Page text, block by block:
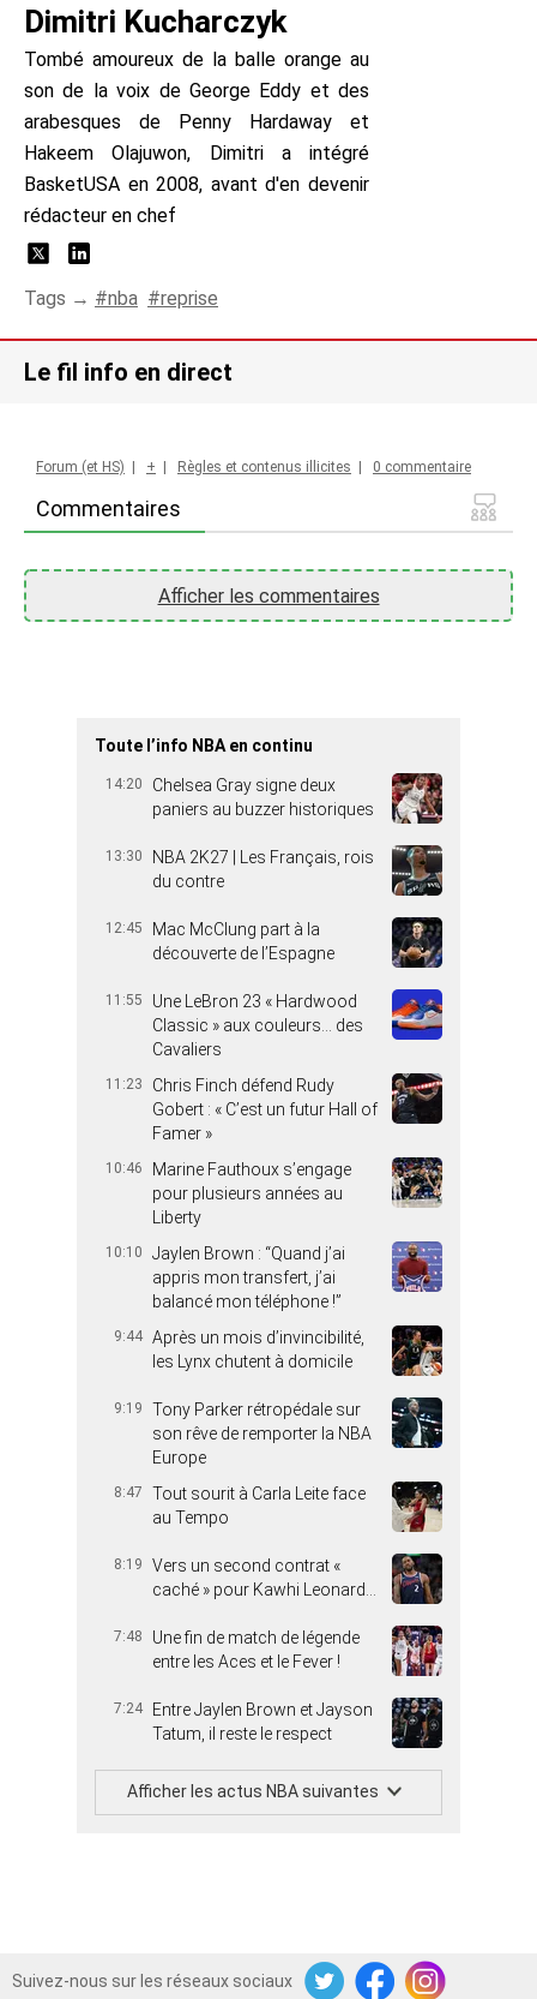
Dimitri Kucharczyk
Tombé amoureux de la balle orange au
son de la voix de George Eddy et des
arabesques de Penny Hardaway et
Hakeem Olajuwon, Dimitri a intégré
BasketUSA en 2008, avant d'en devenir
rédacteur en chef
Tags → nba reprise
Le fil info en direct
Commentaires
Forum (et HS) + Règles et contenus illicites 0 commentaire
Afficher les commentaires
Toute l’info NBA en continu
14:20
Chelsea Gray signe deux
paniers au buzzer historiques
13:30
NBA 2K27 | Les Français, rois
du contre
12:45
Mac McClung part à la
découverte de l’Espagne
11:55
Une LeBron 23 « Hardwood
Classic » aux couleurs… des
Cavaliers
11:23
Chris Finch défend Rudy
Gobert : « C’est un futur Hall of
Famer »
10:46
Marine Fauthoux s’engage
pour plusieurs années au
Liberty
10:10
Jaylen Brown : “Quand j’ai
appris mon transfert, j’ai
balancé mon téléphone !”
9:44 Après un mois d’invincibilité,
les Lynx chutent à domicile
9:19
Tony Parker rétropédale sur
son rêve de remporter la NBA
Europe
8:47
Tout sourit à Carla Leite face
au Tempo
8:19
Vers un second contrat «
caché » pour Kawhi Leonard…
7:48
Une fin de match de légende
entre les Aces et le Fever !
7:24
Entre Jaylen Brown et Jayson
Tatum, il reste le respect
Afficher les actus NBA suivantes
Suivez-nous sur les réseaux sociaux
TwitterFacebookInstagram